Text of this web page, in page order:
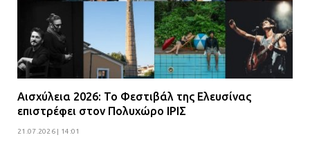
Αισχύλεια 2026: Το Φεστιβάλ της Ελευσίνας
επιστρέφει στον Πολυχώρο ΙΡΙΣ
21.07.2026 | 14:01